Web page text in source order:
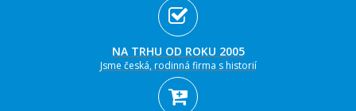
NA TRHU OD ROKU 2005
Jsme česká, rodinná firma s historií